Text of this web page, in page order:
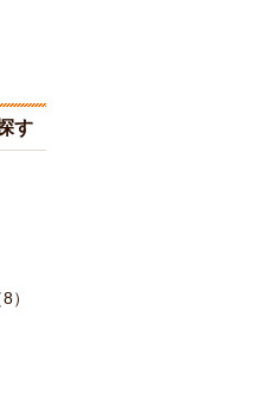
す
8）